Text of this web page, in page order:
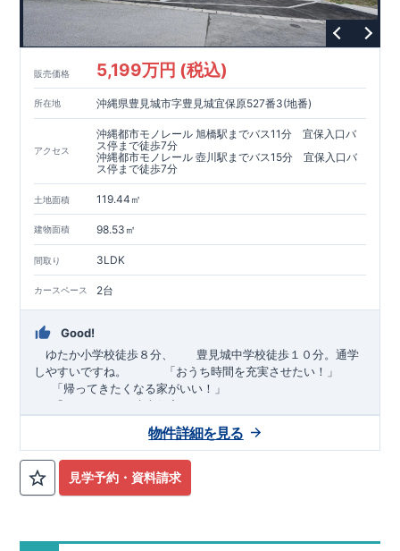
販売価格 5,199万円 (税込)
所在地 沖縄県豊見城市字豊見城宜保原527番3(地番)
アクセス
沖縄都市モノレール 旭橋駅までバス11分 宜保入口バ
ス停まで徒歩7分
沖縄都市モノレール 壺川駅までバス15分 宜保入口バ
ス停まで徒歩7分
土地面積 119.44㎡
建物面積 98.53㎡
間取り 3LDK
カースペース 2台
Good!
ゆたか小学校徒歩８分、 豊見城中学校徒歩１０分。通学
しやすいですね。
「おうち時間を充実させたい！」
「帰ってきたくなる家がいい！」
「おしゃれなら建売住宅もありかも！」
TEL:098-860-2201（火・水曜日定休日、年末年始休み）
■オプションではありません！全棟標準搭載
ム・ガス衣類乾燥機・食洗器・宅配ボックス・玄関電子キー・
成材にヒノキを使用しております！
見学予約・資料請求
物件詳細を見る